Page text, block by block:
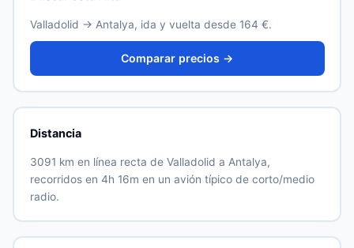
Valladolid → Antalya, ida y vuelta desde 164 €.
Comparar precios →
Distancia
3091 km en línea recta de Valladolid a Antalya,
recorridos en 4h 16m en un avión típico de corto/medio
radio.